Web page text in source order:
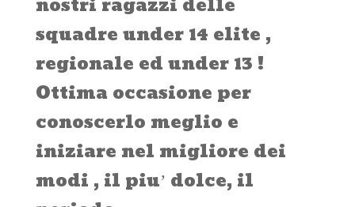
squadre under 14 elite ,
regionale ed under 13 !
Ottima occasione per
conoscerlo meglio e
iniziare nel migliore dei
modi , il piu’ dolce, il